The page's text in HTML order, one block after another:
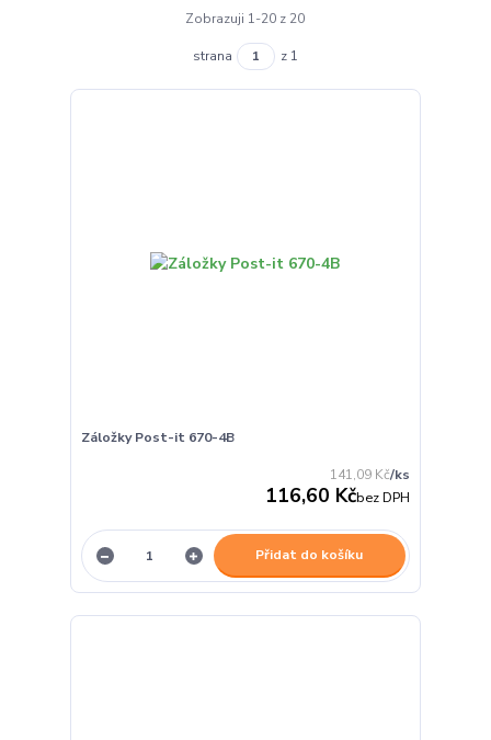
Zobrazuji 1-20 z 20
strana z 1
Záložky Post-it 670-4B
141,09 Kč/ks
116,60 Kčbez DPH
Přidat do košíku